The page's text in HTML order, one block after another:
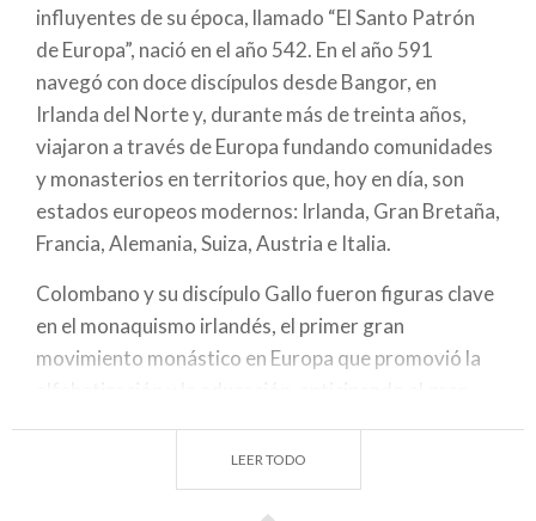
influyentes de su época, llamado “El Santo Patrón
de Europa”, nació en el año 542. En el año 591
navegó con doce discípulos desde Bangor, en
Irlanda del Norte y, durante más de treinta años,
viajaron a través de Europa fundando comunidades
y monasterios en territorios que, hoy en día, son
estados europeos modernos: Irlanda, Gran Bretaña,
Francia, Alemania, Suiza, Austria e Italia.
Colombano y su discípulo Gallo fueron figuras clave
en el monaquismo irlandés, el primer gran
movimiento monástico en Europa que promovió la
tradición irlandesa, y a él como divulgador, también
le debemos la forma del sacramento de la
LEER TODO